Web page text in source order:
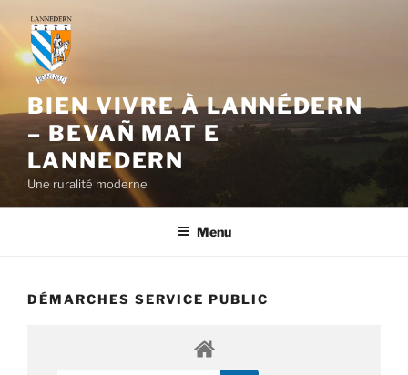
contenu
principal
BIEN VIVRE À LANNÉDERN
– BEVAÑ MAT E
LANNEDERN
Une ruralité moderne
Menu
DÉMARCHES SERVICE PUBLIC